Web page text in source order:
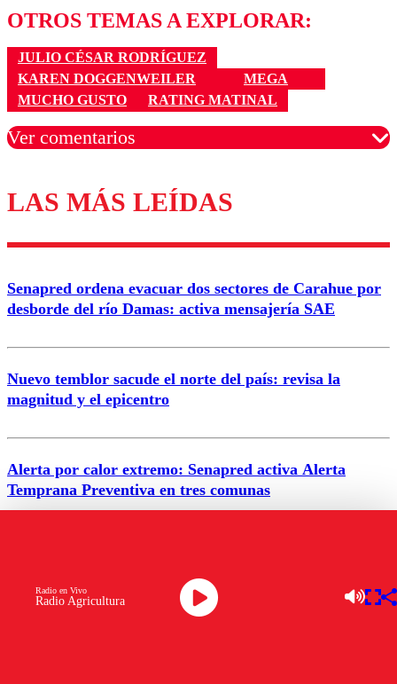
OTROS TEMAS A EXPLORAR:
JULIO CÉSAR RODRÍGUEZ
KAREN DOGGENWEILER
MEGA
MUCHO GUSTO
RATING MATINAL
Ver comentarios
Los comentarios son moderados para garantizar un
diálogo respetuoso.
Nombre
Correo
LAS MÁS LEÍDAS
Senapred ordena evacuar dos sectores de Carahue por
desborde del río Damas: activa mensajería SAE
Nuevo temblor sacude el norte del país: revisa la
magnitud y el epicentro
Alerta por calor extremo: Senapred activa Alerta
Temprana Preventiva en tres comunas
tramitación del proyecto de reconstrucción
Radio Agricultura
Radio en Vivo